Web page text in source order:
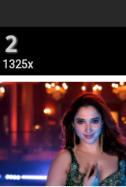
1325x